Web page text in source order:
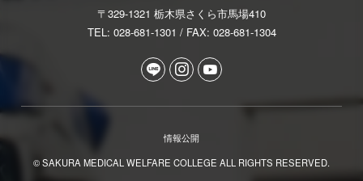
〒329-1321 栃木県さくら市馬場410
TEL: 028-681-1301 / FAX: 028-681-1304
情報公開
© SAKURA MEDICAL WELFARE COLLEGE ALL RIGHTS RESERVED.